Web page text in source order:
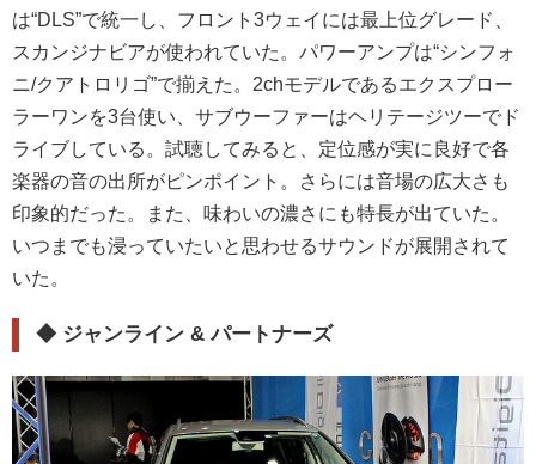
は“DLS”で統一し、フロント3ウェイには最上位グレード、
スカンジナビアが使われていた。パワーアンプは“シンフォ
ニ/クアトロリゴ”で揃えた。2chモデルであるエクスプロー
ラーワンを3台使い、サブウーファーはヘリテージツーでド
ライブしている。試聴してみると、定位感が実に良好で各
楽器の音の出所がピンポイント。さらには音場の広大さも
印象的だった。また、味わいの濃さにも特長が出ていた。
いつまでも浸っていたいと思わせるサウンドが展開されて
いた。
◆ ジャンライン & パートナーズ